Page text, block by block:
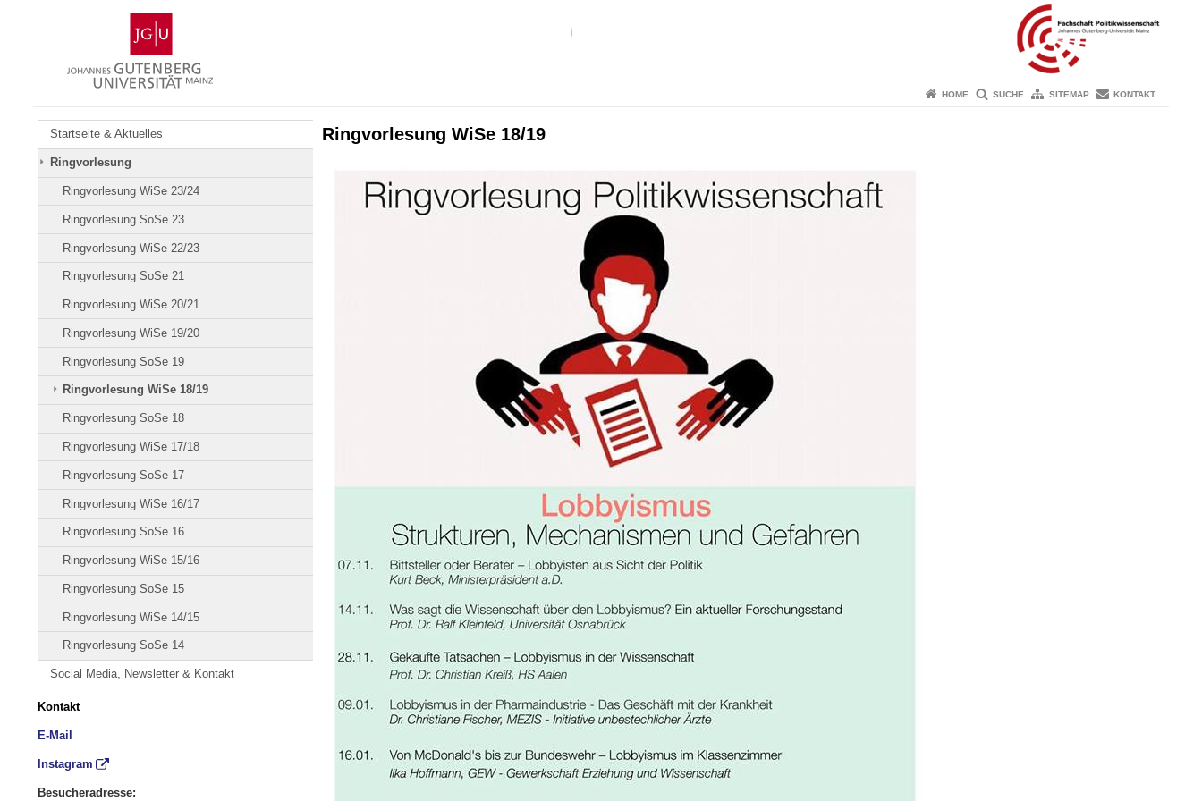
Gutenberg-
Universität
Mainz
HOME SUCHE SITEMAP KONTAKT
Startseite & Aktuelles
Ringvorlesung
Ringvorlesung WiSe 23/24
Ringvorlesung SoSe 23
Ringvorlesung WiSe 22/23
Ringvorlesung SoSe 21
Ringvorlesung WiSe 20/21
Ringvorlesung WiSe 19/20
Ringvorlesung SoSe 19
Ringvorlesung WiSe 18/19
Ringvorlesung SoSe 18
Ringvorlesung WiSe 17/18
Ringvorlesung SoSe 17
Ringvorlesung WiSe 16/17
Ringvorlesung SoSe 16
Ringvorlesung WiSe 15/16
Ringvorlesung SoSe 15
Ringvorlesung WiSe 14/15
Ringvorlesung SoSe 14
Social Media, Newsletter & Kontakt
Kontakt
E-Mail
Instagram
Besucheradresse:
Ringvorlesung WiSe 18/19